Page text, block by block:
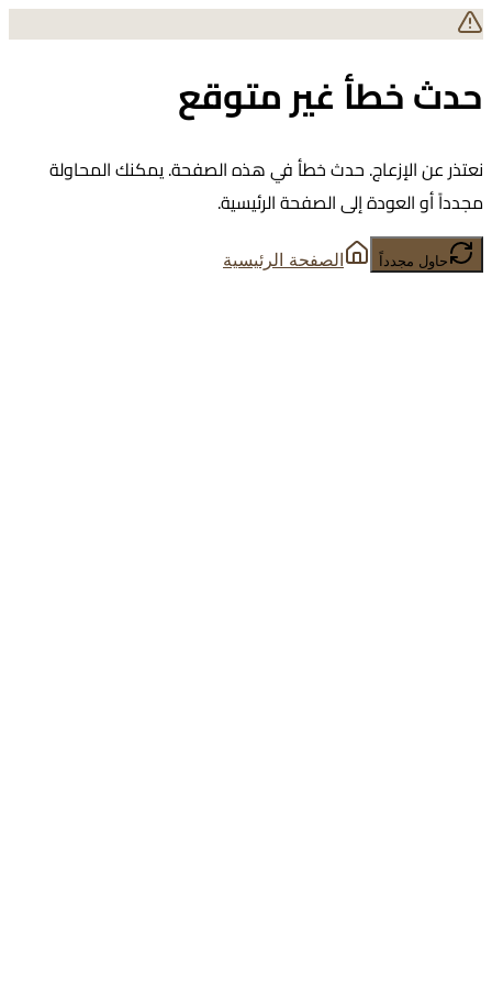
حدث خطأ غير متوقع
نعتذر عن الإزعاج. حدث خطأ في هذه الصفحة. يمكنك المحاولة
مجدداً أو العودة إلى الصفحة الرئيسية.
حاول مجدداً الصفحة الرئيسية